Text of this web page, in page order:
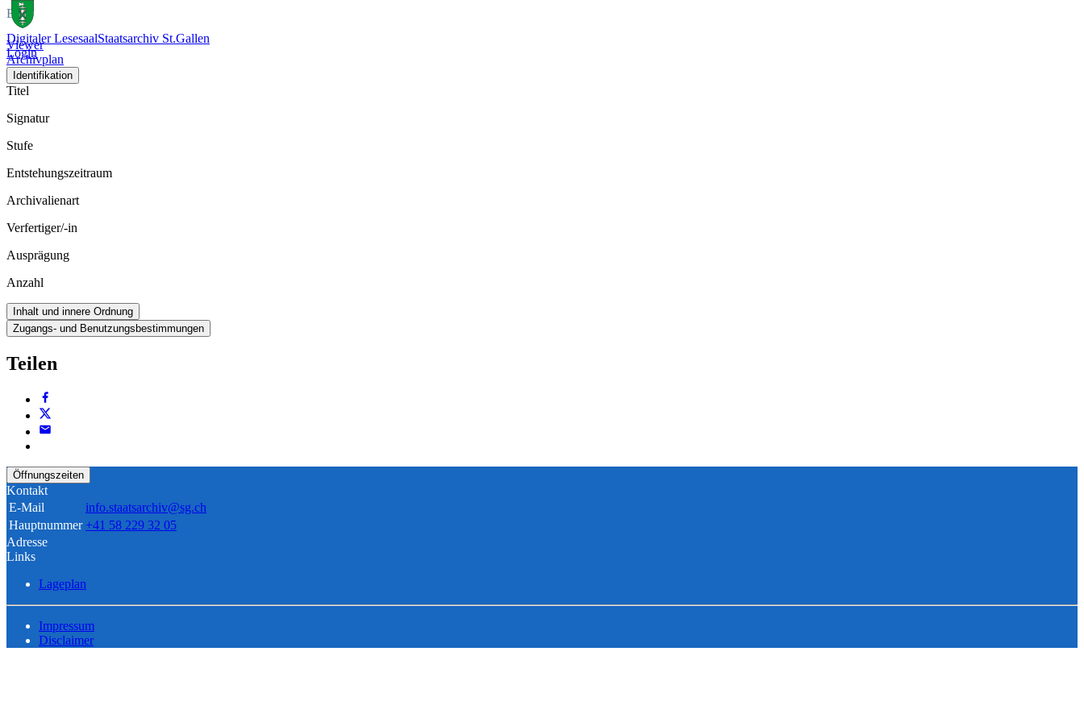
Digitaler LesesaalStaatsarchiv St.Gallen
Login
Bild
Viewer
Archivplan
Identifikation
Titel
Signatur
Stufe
Entstehungszeitraum
Archivalienart
Verfertiger/-in
Ausprägung
Anzahl
Inhalt und innere Ordnung
Zugangs- und Benutzungsbestimmungen
Teilen
Öffnungszeiten
Kontakt
E-Mail
info.staatsarchiv@sg.ch
Hauptnummer +41 58 229 32 05
Adresse
Links
Lageplan
Impressum
Disclaimer